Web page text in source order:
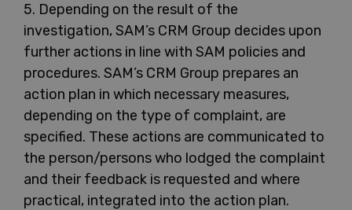
5. Depending on the result of the
investigation, SAM’s CRM Group decides upon
further actions in line with SAM policies and
procedures. SAM’s CRM Group prepares an
action plan in which necessary measures,
depending on the type of complaint, are
specified. These actions are communicated to
the person/persons who lodged the complaint
and their feedback is requested and where
practical, integrated into the action plan.